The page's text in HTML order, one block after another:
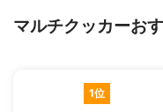
マルチクッカーお
1位